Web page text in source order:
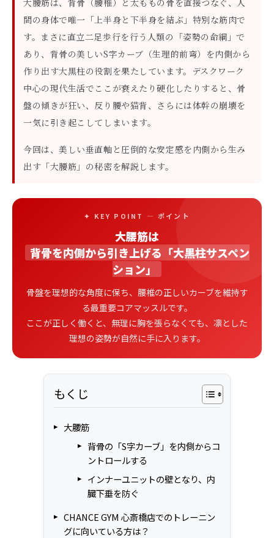
間の身体で唯一「上半身と下半身を結ぶ」特別な筋肉で
す。まさに直立二足歩行を行う人類の「姿勢の命綱」で
あり、背骨の美しいS字カーブ（生理的前弯）を内側から
作り出す大黒柱の役割を果たしています。デスクワーク
中心の現代生活でここが衰えたり硬化したりすると、骨
盤の傾きが狂い、反り腰や猫背、さらには体幹の崩壊を
一気に引き起こしてしまいます。
今回は、美しい垂直軸と圧倒的な安定感を内側から生み
出す「大腰筋」の秘密を解説します。
✦ KEY POINT — ポイント
大腰筋は
背骨を内側から引き上げる「大黒柱サスペン
ション」
骨盤を理想的な角度に保ち、腰椎の正しいカーブを維持す
る最重要コアマッスルです。
ここが正しく働くと、無理に胸を張らなくても、凛とした
理想の姿勢が自然に手に入ります。
もくじ
大腰筋
背骨の「S字カーブ」を内側からコ
ントロールする
インナーユニットの壁となり、内
臓下垂を防ぐ
CHANCE GYM 心斎橋店でのトレーニン
グに向いている方は？